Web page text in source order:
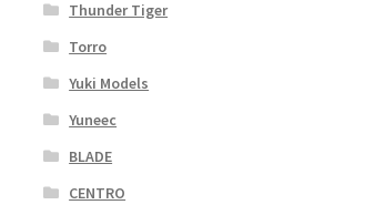
Thunder Tiger
Torro
Yuki Models
Yuneec
BLADE
CENTRO